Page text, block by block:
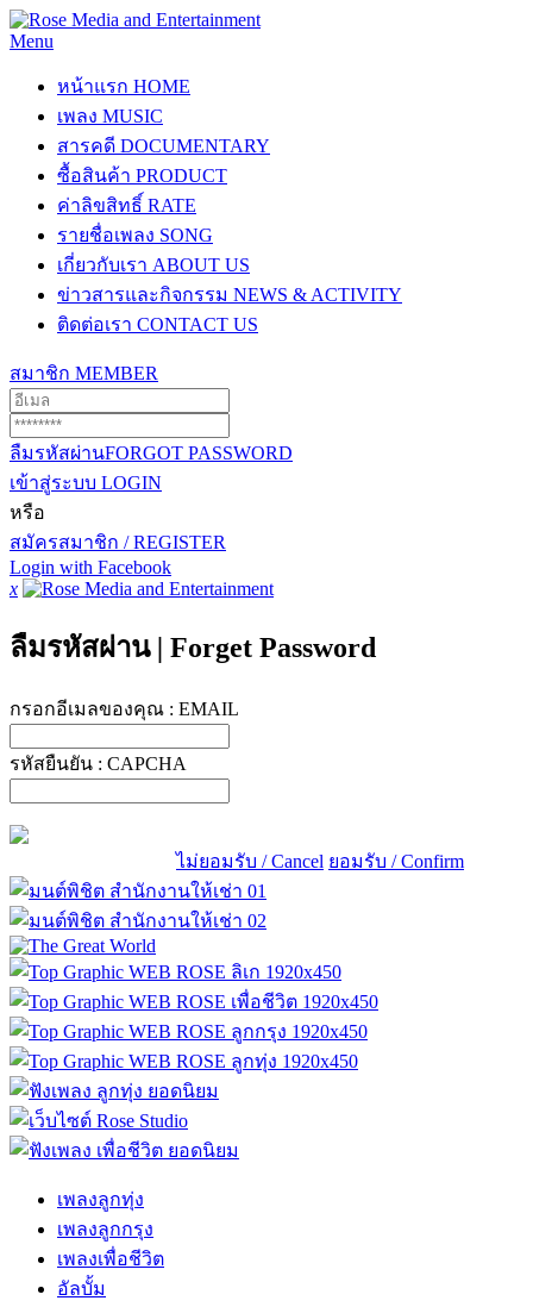
Menu
หน้าแรก HOME
เพลง MUSIC
สารคดี DOCUMENTARY
ซื้อสินค้า PRODUCT
ค่าลิขสิทธิ์ RATE
รายชื่อเพลง SONG
เกี่ยวกับเรา ABOUT US
ข่าวสารและกิจกรรม NEWS & ACTIVITY
ติดต่อเรา CONTACT US
สมาชิก MEMBER
ลืมรหัสผ่านFORGOT PASSWORD
เข้าสู่ระบบ LOGIN
หรือ
สมัครสมาชิก / REGISTER
Login with Facebook
x
ลืมรหัสผ่าน | Forget Password
กรอกอีเมลของคุณ : EMAIL
รหัสยืนยัน : CAPCHA
ไม่ยอมรับ / Cancel ยอมรับ / Confirm
เพลงลูกทุ่ง
เพลงลูกกรุง
เพลงเพื่อชีวิต
อัลบั้ม